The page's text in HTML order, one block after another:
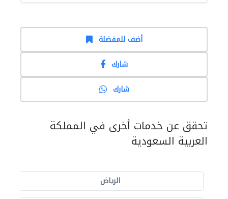
أضف للمفضلة
شارك
شارك
تحقق عن خدمات أخرى في المملكة
العربية السعودية
الرياض